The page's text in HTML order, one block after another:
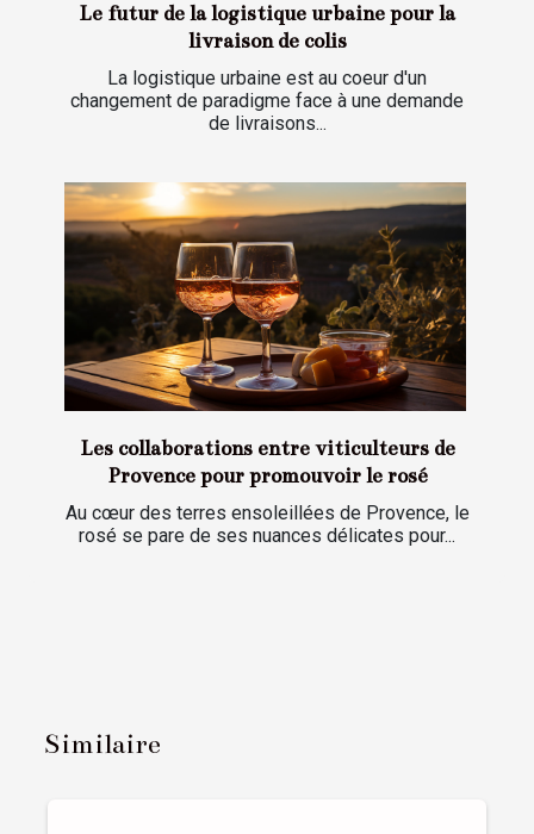
Le futur de la logistique urbaine pour la
livraison de colis
La logistique urbaine est au coeur d'un
changement de paradigme face à une demande
de livraisons...
Les collaborations entre viticulteurs de
Provence pour promouvoir le rosé
Au cœur des terres ensoleillées de Provence, le
rosé se pare de ses nuances délicates pour...
Similaire